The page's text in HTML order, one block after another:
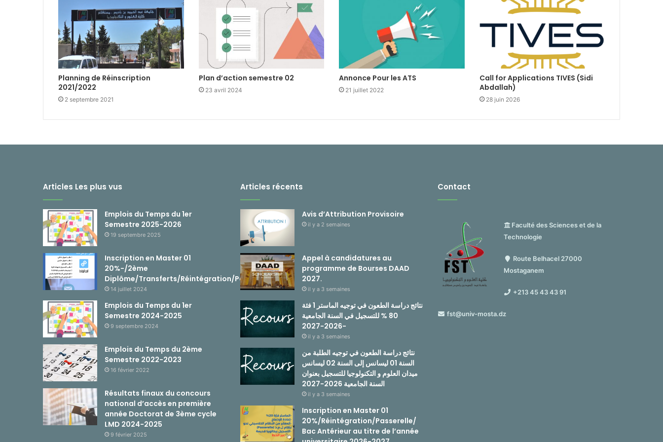
Planning de Réinscription
2021/2022
2 septembre 2021
Plan d’action semestre 02
23 avril 2024
Annonce Pour les ATS
21 juillet 2022
Call for Applications TIVES (Sidi
Abdallah)
28 juin 2026
Articles Les plus vus
Emplois du Temps du 1er
Semestre 2025-2026
19 septembre 2025
Inscription en Master 01
20%-/2ème
Diplôme/Transferts/Réintégration/Passerelle
14 juillet 2024
Emplois du Temps du 1er
Semestre 2024-2025
9 septembre 2024
Emplois du Temps du 2ème
Semestre 2022-2023
16 février 2022
Résultats finaux du concours
national d’accès en première
année Doctorat de 3ème cycle
LMD 2024-2025
9 février 2025
Articles récents
Avis d’Attribution Provisoire
il y a 2 semaines
Appel à candidatures au
programme de Bourses DAAD
2027.
il y a 3 semaines
نتائج دراسة الطعون في توجيه الماستر 1 فئة
80 % للتسجيل في السنة الجامعية
-2026-2027
il y a 3 semaines
نتائج دراسة الطعون في توجيه الطلبة من
السنة 01 ليسانس إلى السنة 02 ليسانس
ميدان العلوم و التكنولوجيا للتسجيل بعنوان
السنة الجامعية 2026-2027
il y a 3 semaines
Inscription en Master 01
20%/Réintégration/Passerelle/
Bac Antérieur au titre de l’année
Contact
Faculté des Sciences et de la
Technologie
Route Belhacel 27000
Mostaganem
+213 45 43 43 91
fst@univ-mosta.dz